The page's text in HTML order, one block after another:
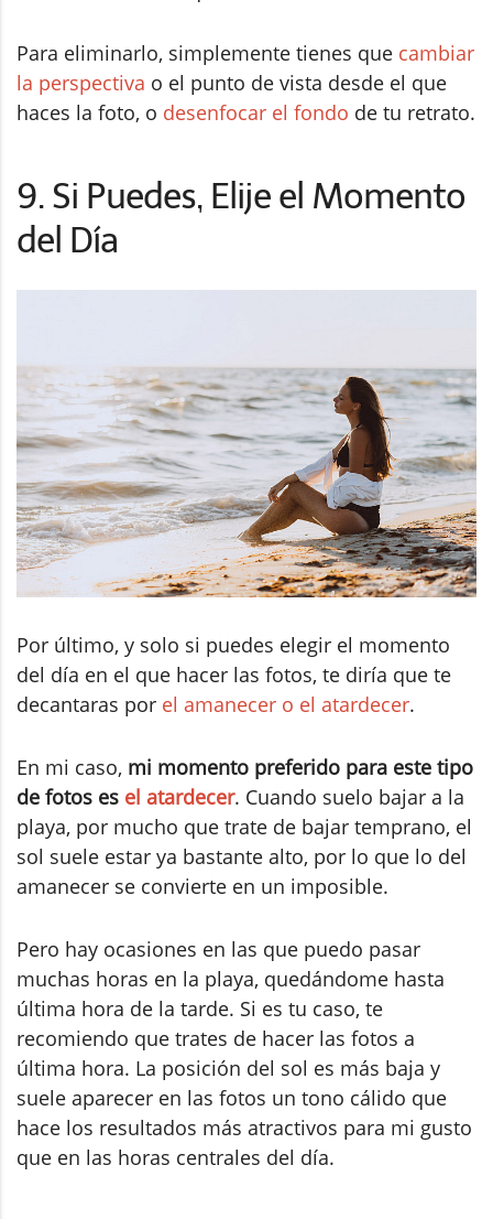
Para eliminarlo, simplemente tienes que cambiar
la perspectiva o el punto de vista desde el que
haces la foto, o desenfocar el fondo de tu retrato.
9. Si Puedes, Elije el Momento
del Día
Por último, y solo si puedes elegir el momento
del día en el que hacer las fotos, te diría que te
decantaras por el amanecer o el atardecer.
En mi caso, mi momento preferido para este tipo
de fotos es el atardecer. Cuando suelo bajar a la
playa, por mucho que trate de bajar temprano, el
sol suele estar ya bastante alto, por lo que lo del
amanecer se convierte en un imposible.
Pero hay ocasiones en las que puedo pasar
muchas horas en la playa, quedándome hasta
última hora de la tarde. Si es tu caso, te
recomiendo que trates de hacer las fotos a
última hora. La posición del sol es más baja y
suele aparecer en las fotos un tono cálido que
hace los resultados más atractivos para mi gusto
que en las horas centrales del día.